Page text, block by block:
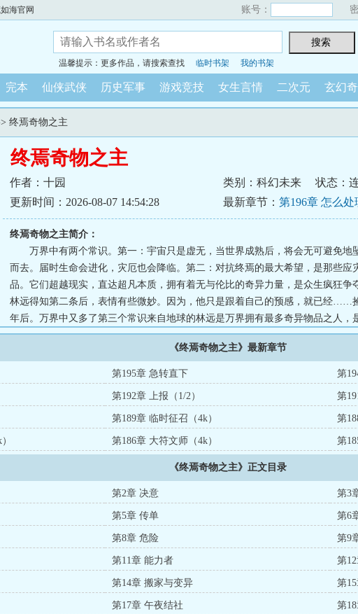
海官网 账号：
温馨提示：更多作品，请搜索查找 临时书架 我的书架
完本 仙侠武侠 历史军事 游戏竞技 女生言情 二次元 玄幻
终焉奇物之主
终焉奇物之主
作者：十园 类别：科幻未来
状态：
更新时间：2026-08-07 14:54:28
最新章节： 第196章 怎么处
终焉奇物之主简介：
万界中有两个常识。第一：宇宙只是虚无，当世界成熟后，将会无可避免地
而去。届时生命会进化，灾厄也会降临。第二：对抗终焉的最大希望，是那些应
品。它们超越现实，直达超凡本质，拥有着无与伦比的奇异力量，是众生疯狂争
林远得知第二条后，表情有些微妙。因为，他只是跟着自己的预感，就已经……
年后。万界中又多了第三个常识来自地球的林远是万界拥有最多奇异物品之人，
之主！...
《终焉奇物之主》最新章节
第195章 急转直下 第
第192章 上报（1/2） 第
第189章 临时征召（4k） 第
第186章 大符文师（4k） 第
《终焉奇物之主》正文目录
第2章 决意 第3
第5章 传单 第6
第8章 危险 第9
第11章 能力者 第
第14章 搬家与变异 第
第17章 午夜结社 第